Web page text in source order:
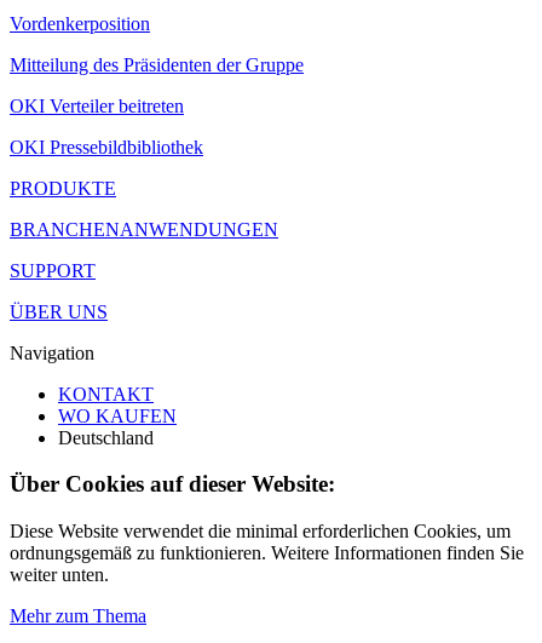
Vordenkerposition
Mitteilung des Präsidenten der Gruppe
OKI Verteiler beitreten
OKI Pressebildbibliothek
PRODUKTE
BRANCHENANWENDUNGEN
SUPPORT
ÜBER UNS
Navigation
KONTAKT
WO KAUFEN
Deutschland
Über Cookies auf dieser Website:
Diese Website verwendet die minimal erforderlichen Cookies, um
ordnungsgemäß zu funktionieren. Weitere Informationen finden Sie
weiter unten.
Mehr zum Thema